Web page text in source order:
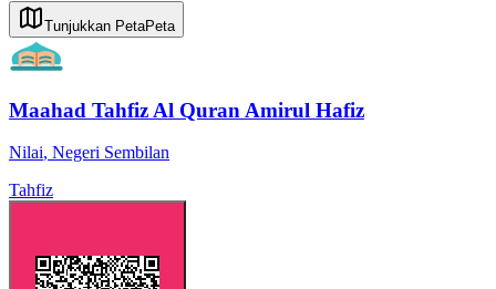
Tunjukkan PetaPeta
Maahad Tahfiz Al Quran Amirul Hafiz
Nilai, Negeri Sembilan
Tahfiz